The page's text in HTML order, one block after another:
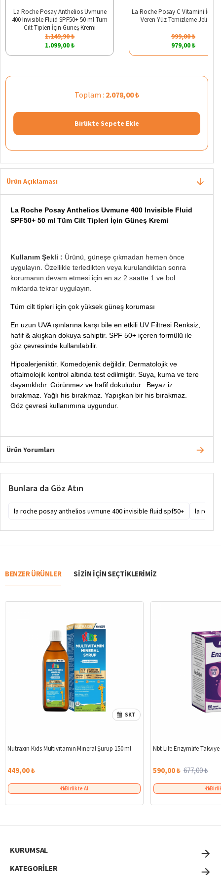
La Roche Posay Anthelios Uvmune
400 Invisible Fluid SPF50+ 50 ml Tüm
Cilt Tipleri İçin Güneş Kremi
1.149,90 ₺
1.099,00 ₺
La Roche Posay C Vitamini İçerikli
Veren Yüz Temizleme Jeli 200
999,00 ₺
979,00 ₺
Toplam : 2.078,00 ₺
Birlikte Sepete Ekle
Ürün Açıklaması
La Roche Posay Anthelios Uvmune 400 Invisible Fluid
SPF50+ 50 ml Tüm Cilt Tipleri İçin Güneş Kremi
Kullanım Şekli : Ürünü, güneşe çıkmadan hemen önce
uygulayın. ​Özellikle terledikten veya kurulandıktan sonra
korumanın devam etmesi için en az 2 saatte 1 ve bol
miktarda tekrar uygulayın.
Tüm cilt tipleri için çok yüksek güneş koruması
En uzun UVA ışınlarına karşı bile en etkili UV Filtresi Renksiz,
hafif & akışkan dokuya sahiptir. SPF 50+ içeren formülü ile
göz çevresinde kullanılabilir.
Hipoalerjeniktir. Komedojenik değildir. Dermatolojik ve
oftalmolojik kontrol altında test edilmiştir. Suya, kuma ve tere
dayanıklıdır. Görünmez ve hafif dokuludur. Beyaz iz
bırakmaz. Yağlı his bırakmaz. Yapışkan bir his bırakmaz.
Göz çevresi kullanımına uygundur.
Ürün Yorumları
Bunlara da Göz Atın
la roche posay anthelios uvmune 400 invisible fluid spf50+ la roche
BENZER ÜRÜNLER SIZIN IÇIN SEÇTIKLERIMIZ
SKT
Nutraxin Kids Multivitamin Mineral Şurup 150 ml
449,00 ₺
Birlikte Al
Nbt Life Enzymlife Takviye
590,00 ₺ 677,00 ₺
KURUMSAL
KATEGORİLER